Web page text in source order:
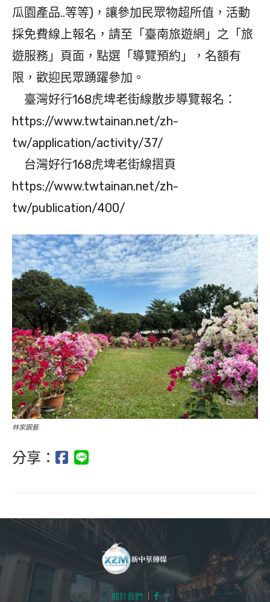
瓜園產品..等等)，讓參加民眾物超所值，活動
採免費線上報名，請至「臺南旅遊網」之「旅
遊服務」頁面，點選「導覽預約」，名額有
限，歡迎民眾踴躍參加。
臺灣好行168虎埤老街線散步導覽報名：
https://www.twtainan.net/zh-
tw/application/activity/37/
台灣好行168虎埤老街線摺頁
https://www.twtainan.net/zh-
tw/publication/400/
林家園藝
分享：
關於我們 ｜